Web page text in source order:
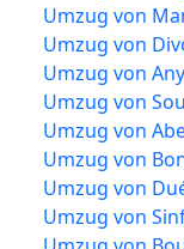
Umzug von
Umzug von
Umzug von
Umzug von
Umzug von
Umzug von
Umzug von
Umzug von